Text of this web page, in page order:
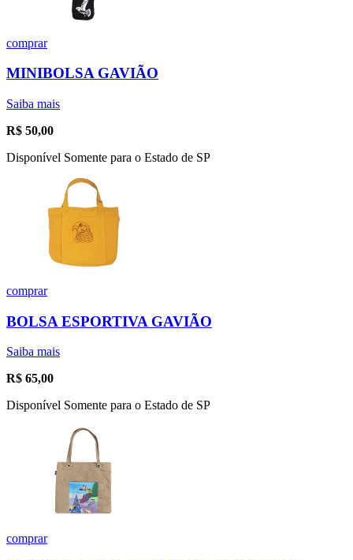
comprar
MINIBOLSA GAVIÃO
Saiba mais
R$ 50,00
Disponível Somente para o Estado de SP
comprar
BOLSA ESPORTIVA GAVIÃO
Saiba mais
R$ 65,00
Disponível Somente para o Estado de SP
comprar